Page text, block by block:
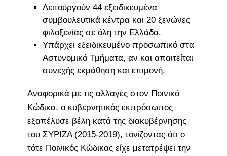
Λειτουργούν 44 εξειδικευμένα
συμβουλευτικά κέντρα και 20 ξενώνες
φιλοξενίας σε όλη την Ελλάδα.
Υπάρχει εξειδικευμένο προσωπικό στα
Αστυνομικά Τμήματα, αν και απαιτείται
συνεχής εκμάθηση και επιμονή.
Αναφορικά με τις αλλαγές στον Ποινικό
Κώδικα, ο κυβερνητικός εκπρόσωπος
εξαπέλυσε βέλη κατά της διακυβέρνησης
του ΣΥΡΙΖΑ (2015-2019), τονίζοντας ότι ο
τότε Ποινικός Κώδικας είχε μετατρέψει την